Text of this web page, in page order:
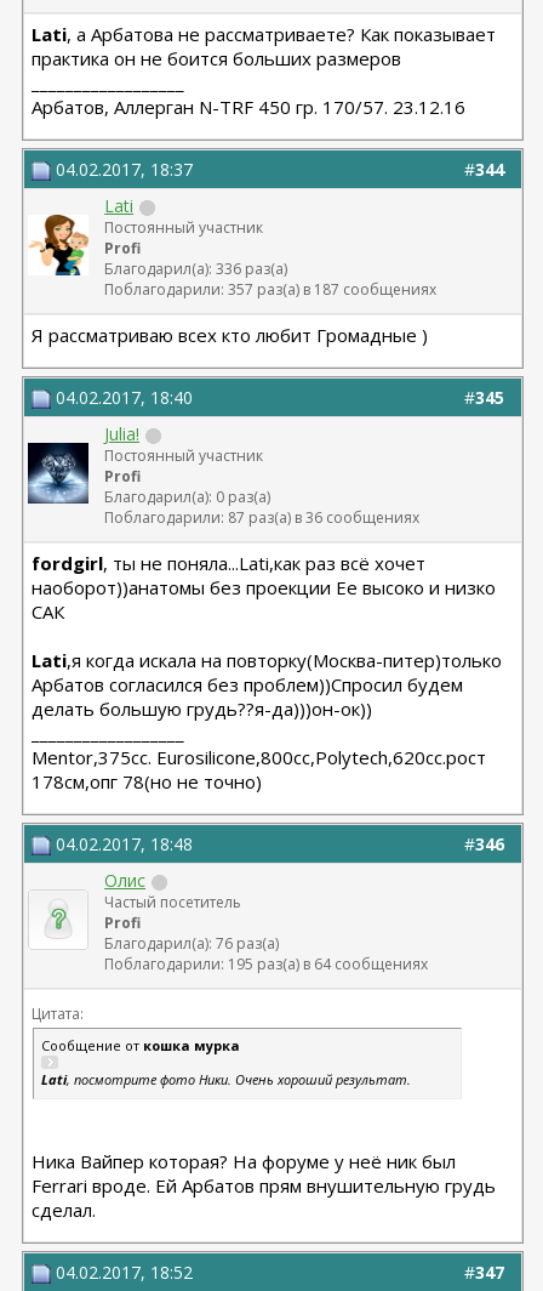
Lati, а Арбатова не рассматриваете? Как показывает
практика он не боится больших размеров
Арбатов, Аллерган N-TRF 450 гр. 170/57. 23.12.16
#344
04.02.2017, 18:37
Lati
Постоянный участник
Profi
Благодарил(а): 336 раз(а)
Поблагодарили: 357 раз(а) в 187 сообщениях
Я рассматриваю всех кто любит Громадные )
#345
04.02.2017, 18:40
Julia!
Постоянный участник
Profi
Благодарил(а): 0 раз(а)
Поблагодарили: 87 раз(а) в 36 сообщениях
fordgirl, ты не поняла...Lati,как раз всё хочет
наоборот))анатомы без проекции Ее высоко и низко
САК
Lati,я когда искала на повторку(Москва-питер)только
Арбатов согласился без проблем))Спросил будем
делать большую грудь??я-да)))он-ок))
Мentor,375cc. Eurosilicone,800cc,Polytech,620cc.рост
178см,опг 78(но не точно)
#346
04.02.2017, 18:48
Олис
Частый посетитель
Profi
Благодарил(а): 76 раз(а)
Поблагодарили: 195 раз(а) в 64 сообщениях
Цитата:
Сообщение от кошка мурка
Lati, посмотрите фото Ники. Очень хороший результат.
Ника Вайпер которая? На форуме у неё ник был
Ferrari вроде. Ей Арбатов прям внушительную грудь
сделал.
#347
04.02.2017, 18:52